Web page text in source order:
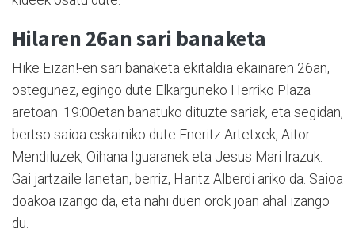
Hilaren 26an sari banaketa
Hike Eizan!-en sari banaketa ekitaldia ekainaren 26an,
ostegunez, egingo dute Elkarguneko Herriko Plaza
aretoan. 19:00etan banatuko dituzte sariak, eta segidan,
bertso saioa eskainiko dute Eneritz Artetxek, Aitor
Mendiluzek, Oihana Iguaranek eta Jesus Mari Irazuk.
Gai jartzaile lanetan, berriz, Haritz Alberdi ariko da. Saioa
doakoa izango da, eta nahi duen orok joan ahal izango
du.